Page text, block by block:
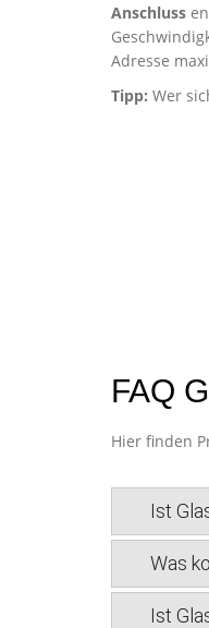
Anschluss
Adresse
Tipp: Wer
FAQ
Hier finden
Ist
Was
Ist